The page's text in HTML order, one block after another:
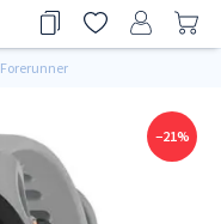
Forerunner
−21%